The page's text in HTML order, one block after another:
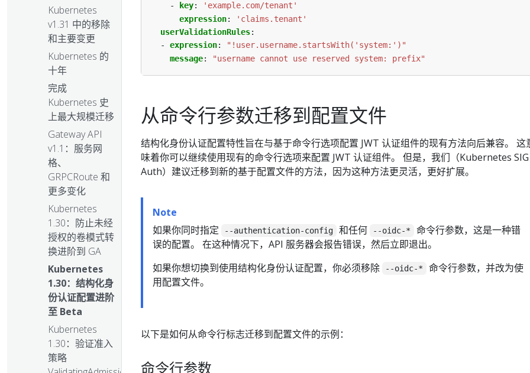
Kubernetes
v1.31 中的移除
和主要变更
Kubernetes 的
十年
完成
Kubernetes 史
上最大规模迁移
Gateway API
v1.1：服务网
格、
GRPCRoute 和
更多变化
Kubernetes
1.30：防止未经
授权的卷模式转
换进阶到 GA
Kubernetes
1.30：结构化身
份认证配置进阶
至 Beta
Kubernetes
1.30：验证准入
策略
-
key:
'example.com/tenant'
expression:
'claims.tenant'
userValidationRules:
- expression:
"!user.username.startsWith('system:')"
message: "username cannot use reserved system: prefix"
从命令行参数迁移到配置文件
结构化身份认证配置特性旨在与基于命令行选项配置 JWT 认证组件的现有方法向后兼容。 这
味着你可以继续使用现有的命令行选项来配置 JWT 认证组件。 但是，我们（Kubernetes SIG
Auth）建议迁移到新的基于配置文件的方法，因为这种方法更灵活，更好扩展。
Note
如果你同时指定
--authentication-config 和任何 --oidc-*
命令行参数，这是一种错
误的配置。 在这种情况下，API 服务器会报告错误，然后立即退出。
如果你想切换到使用结构化身份认证配置，你必须移除
--oidc-*
命令行参数，并改为使
用配置文件。
以下是如何从命令行标志迁移到配置文件的示例：
命令行参数